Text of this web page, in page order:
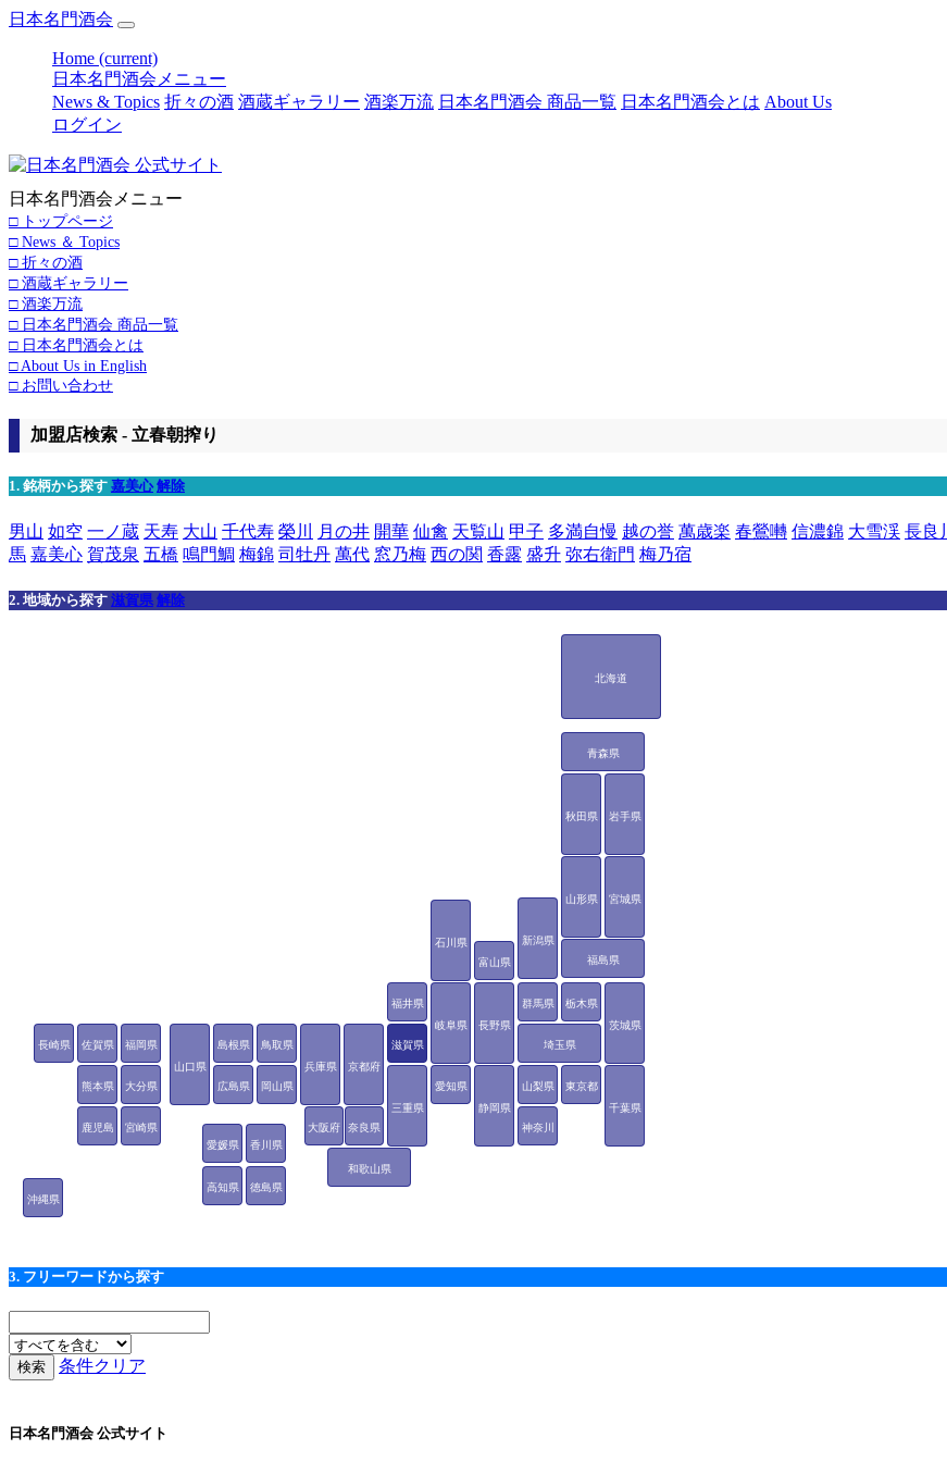
日本名門酒会
Home (current)
日本名門酒会メニュー
News & Topics 折々の酒 酒蔵ギャラリー 酒楽万流 日本名門酒会 商品一覧 日本名門酒会とは About Us
ログイン
日本名門酒会メニュー
□ トップページ
□ News ＆ Topics
□ 折々の酒
□ 酒蔵ギャラリー
□ 酒楽万流
□ 日本名門酒会 商品一覧
□ 日本名門酒会とは
□ About Us in English
□ お問い合わせ
加盟店検索 - 立春朝搾り
1. 銘柄から探す 嘉美心 解除
男山 如空 一ノ蔵 天寿 大山 千代寿 榮川 月の井 開華 仙禽 天覧山 甲子 多満自慢 越の誉 萬歳楽 春鶯囀 信濃錦 大雪渓 長良川
馬 嘉美心 賀茂泉 五橋 鳴門鯛 梅錦 司牡丹 萬代 窓乃梅 西の関 香露 盛升 弥右衛門 梅乃宿
2. 地域から探す 滋賀県 解除
北海道
青森県
岩手県
宮城県
秋田県
山形県
福島県
茨城県
栃木県
群馬県
埼玉県
千葉県
東京都
神奈川
新潟県
富山県
石川県
福井県
山梨県
長野県
岐阜県
静岡県
愛知県
三重県
滋賀県
京都府
大阪府
兵庫県
奈良県
和歌山県
鳥取県
島根県
岡山県
広島県
山口県
徳島県
香川県
愛媛県
高知県
福岡県
佐賀県
長崎県
熊本県 大分県
宮崎県
鹿児島
沖縄県
3. フリーワードから探す
条件クリア
日本名門酒会 公式サイト